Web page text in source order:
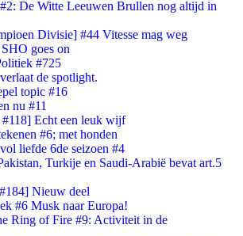
De Witte Leeuwen Brullen nog altijd in
Divisie] #44 Vitesse mag weg
goes on
#725
de spotlight.
topic #16
nu #11
Echt een leuk wijf
#6; met honden
liefde 6de seizoen #4
Turkije en Saudi-Arabië bevat art.5
Nieuw deel
#6 Musk naar Europa!
Ring of Fire #9: Activiteit in de